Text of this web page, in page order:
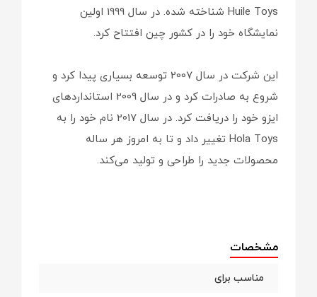
Huile Toys شناخته شده. در سال 1999 اولین
نمایشگاه خود را در کشور چین افتتاح کرد.
این شرکت در سال 2007 توسعه بسیاری پیدا کرد و
شروع به صادرات کرد و در سال 2009 استانداردهای
ایزو خود را دریافت کرد. در سال 2017 نام خود را به
Hola Toys تغییر داد و تا به امروز هر ساله
محصولات جدید را طراحی و تولید می‌کند.
مشخصات
مناسب برای